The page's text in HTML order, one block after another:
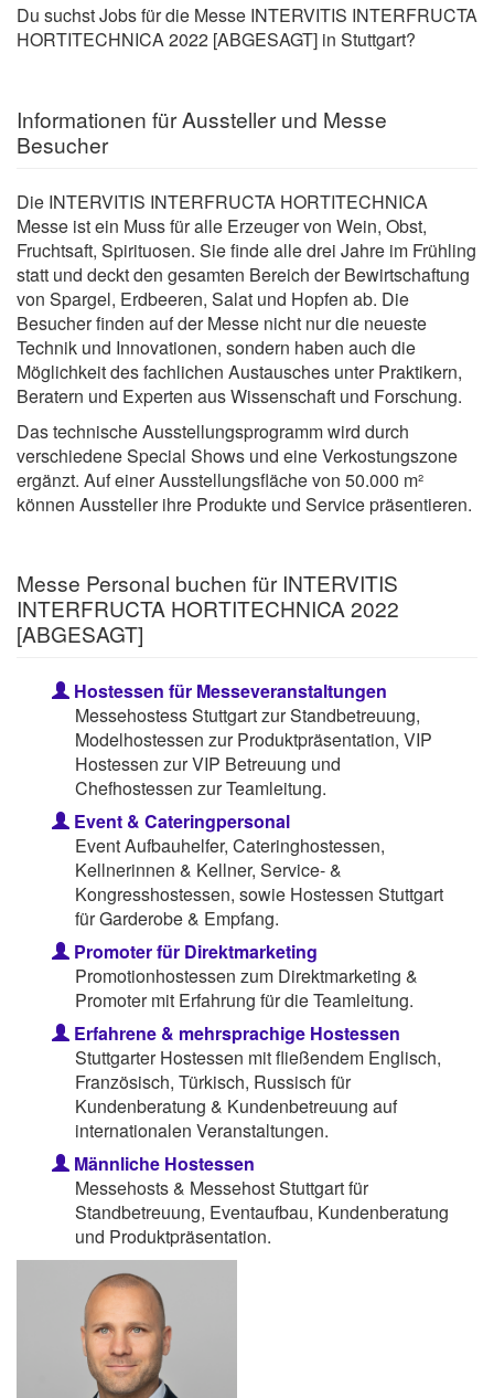
Du suchst Jobs für die Messe INTERVITIS INTERFRUCTA
HORTITECHNICA 2022 [ABGESAGT] in Stuttgart?
Informationen für Aussteller und Messe
Besucher
Die INTERVITIS INTERFRUCTA HORTITECHNICA
Messe ist ein Muss für alle Erzeuger von Wein, Obst,
Fruchtsaft, Spirituosen. Sie finde alle drei Jahre im Frühling
statt und deckt den gesamten Bereich der Bewirtschaftung
von Spargel, Erdbeeren, Salat und Hopfen ab. Die
Besucher finden auf der Messe nicht nur die neueste
Technik und Innovationen, sondern haben auch die
Möglichkeit des fachlichen Austausches unter Praktikern,
Beratern und Experten aus Wissenschaft und Forschung.
Das technische Ausstellungsprogramm wird durch
verschiedene Special Shows und eine Verkostungszone
ergänzt. Auf einer Ausstellungsfläche von 50.000 m²
können Aussteller ihre Produkte und Service präsentieren.
Messe Personal buchen für INTERVITIS
INTERFRUCTA HORTITECHNICA 2022
[ABGESAGT]
Hostessen für Messeveranstaltungen
Messehostess Stuttgart zur Standbetreuung,
Modelhostessen zur Produktpräsentation, VIP
Hostessen zur VIP Betreuung und
Chefhostessen zur Teamleitung.
Event & Cateringpersonal
Event Aufbauhelfer, Cateringhostessen,
Kellnerinnen & Kellner, Service- &
Kongresshostessen, sowie Hostessen Stuttgart
für Garderobe & Empfang.
Promoter für Direktmarketing
Promotionhostessen zum Direktmarketing &
Promoter mit Erfahrung für die Teamleitung.
Erfahrene & mehrsprachige Hostessen
Stuttgarter Hostessen mit fließendem Englisch,
Französisch, Türkisch, Russisch für
Kundenberatung & Kundenbetreuung auf
internationalen Veranstaltungen.
Männliche Hostessen
Messehosts & Messehost Stuttgart für
Standbetreuung, Eventaufbau, Kundenberatung
und Produktpräsentation.